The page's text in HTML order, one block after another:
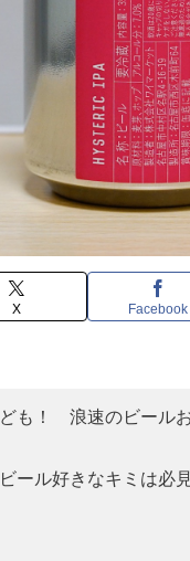
X Facebook
ども！ 浪速のビール
ビール好きなキミは必